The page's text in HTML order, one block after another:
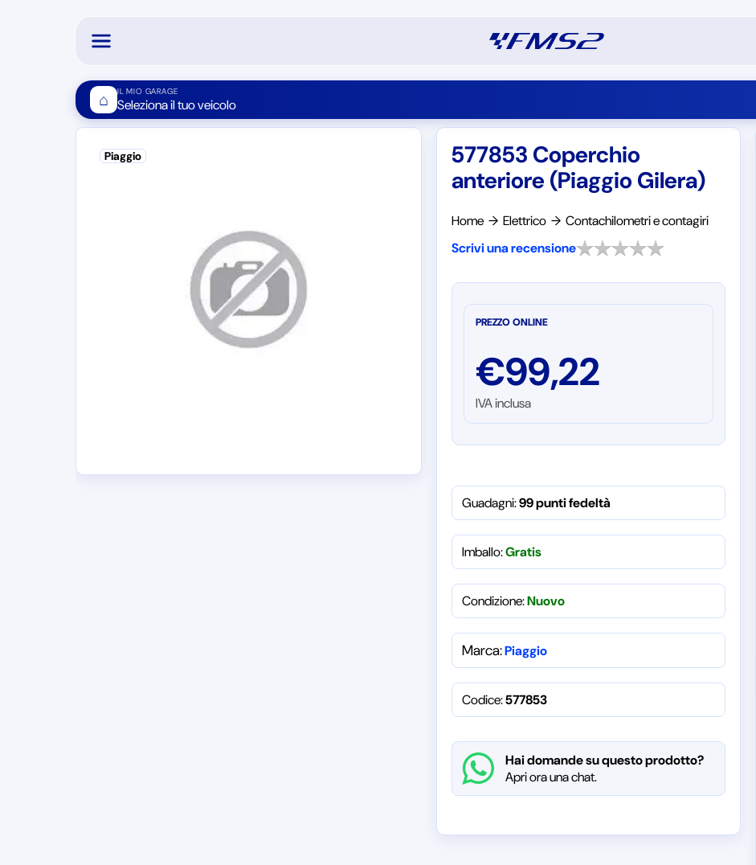
⌂ IL MIO GARAGE
Seleziona il tuo veicolo
Piaggio
577853 Coperchio
anteriore (Piaggio Gilera)
Home → Elettrico → Contachilometri e contagiri
Scrivi una recensione
PREZZO ONLINE
€99,22
IVA inclusa
Guadagni:99 punti fedeltà
Imballo:Gratis
Condizione:Nuovo
Marca:Piaggio
Codice:577853
Hai domande su questo prodotto?
Apri ora una chat.